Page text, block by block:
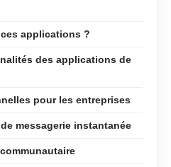
applications ?
des applications de
pour les entreprises
messagerie instantanée